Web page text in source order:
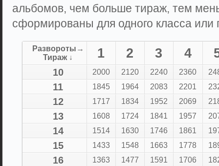
альбомов, чем больше тираж, тем
сформированы для одного класса или
Развороты→
Тираж ↓
1 2 3 4
10 2000 2120 2240 2360
11 1845 1964 2083 2201
12 1717 1834 1952 2069
13 1608 1724 1841 1957
14 1514 1630 1746 1861
15 1433 1548 1663 1778
16 1363 1477 1591 1706